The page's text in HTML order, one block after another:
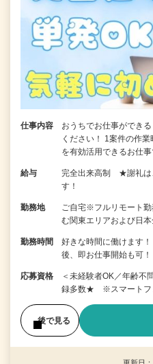
仕事内容
おうちでお仕事ができ
ください！ 1案件の作
を有効活用できるお仕
給与
完全出来高制 ★謝礼は
す！
勤務地
ご自宅※フルリモート
む関東エリアおよび日
勤務時間
好きな時間に働けます
後、即お仕事開始も可
応募資格
＜未経験者OK／年齢
録多数★ ※スマートフ
後で見る